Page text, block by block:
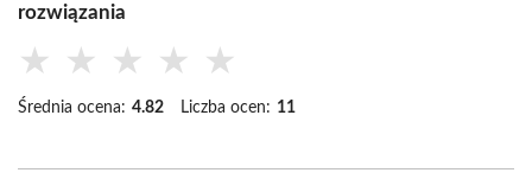
rozwiązania
★ ★ ★ ★ ★
Średnia ocena: 4.82 Liczba ocen: 11